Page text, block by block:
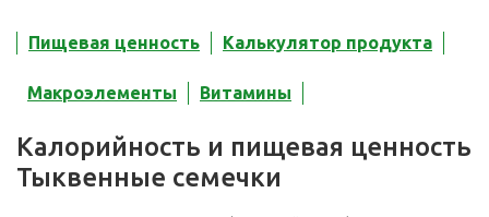
Пищевая ценность Калькулятор продукта
Макроэлементы Витамины
Калорийность и пищевая ценность
Тыквенные семечки